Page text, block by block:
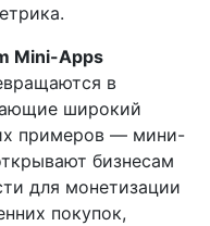
Mini-Apps
в
широкий
примеров — мини-
бизнесам
для монетизации
покупок,